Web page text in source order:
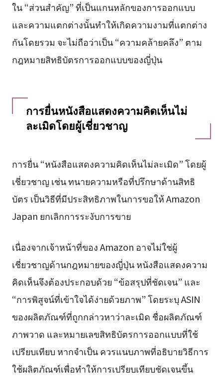
ใน “ส่วนสำคัญ” ที่เป็นแกนหลักของการออกแบบ
และความแตกต่างนั้นทำให้เกิดความงามที่แตกต่าง
กันโดยรวม จะไม่ถือว่าเป็น “ความคล้ายคลึง” ตาม
กฎหมายสิทธิบัตรการออกแบบของญี่ปุ่น
การยื่นหนังสือแสดงความคิดเห็นไม่
ละเมิดโดยผู้เชี่ยวชาญ
การยื่น “หนังสือแสดงความคิดเห็นไม่ละเมิด” โดยผู้
เชี่ยวชาญ เช่น ทนายความหรือที่ปรึกษาด้านสิทธิ
บัตร เป็นวิธีที่มีประสิทธิภาพในการขอให้ Amazon
Japan ยกเลิกการระงับการขาย
เนื่องจากเจ้าหน้าที่ของ Amazon อาจไม่ใช่ผู้
เชี่ยวชาญด้านกฎหมายของญี่ปุ่น หนังสือแสดงความ
คิดเห็นจึงต้องประกอบด้วย “ข้อสรุปที่ชัดเจน” และ
“การพิสูจน์ที่เข้าใจได้ง่ายด้วยภาพ” โดยระบุ ASIN
ของผลิตภัณฑ์ที่ถูกกล่าวหาว่าละเมิด ชื่อผลิตภัณฑ์
ภาพวาด และหมายเลขสิทธิบัตรการออกแบบที่ใช้
เปรียบเทียบ หากจำเป็น ควรแนบภาพที่อธิบายวิธีการ
ใช้ผลิตภัณฑ์เพื่อทำให้การเปรียบเทียบชัดเจนขึ้น